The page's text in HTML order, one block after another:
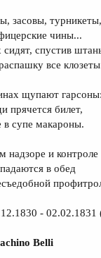
засовы, турникеты,
чины...
сидят, спустив
все
щупают гарсоны:
прячется билет,
супе макароны.
и контроле
в обед
-
Belli